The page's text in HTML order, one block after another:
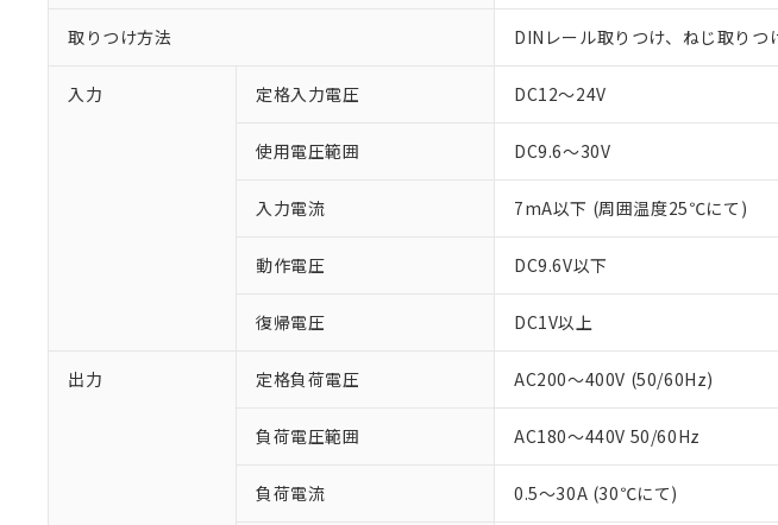
取りつけ方法 DINレール取りつけ、ねじ取りつ
入力 定格入力電圧 DC12～24V
使用電圧範囲 DC9.6～30V
入力電流 7mA以下 (周囲温度25℃にて)
動作電圧 DC9.6V以下
復帰電圧 DC1V以上
出力 定格負荷電圧 AC200～400V (50/60Hz)
負荷電圧範囲 AC180～440V 50/60Hz
負荷電流 0.5～30A (30℃にて)
ご利用条件
以下の条件をお読みいただき、同意のうえご利用
くものです。
対応済み：EU RoHS指令（10物質）の非含有
対応予定：EU RoHS指令（10物質）の非含有に
対応予定なし：EU RoHS指令（10物質）の非含
調査・確認中：EU RoHS指令（10物質）の非含
非該当品：ライセンス料など無形物で、有害物質
鉛(Pb) 1000ppm以下、 水銀(Hg) 1000ppm以下、 カドミウム
※1 中国RoHS○×表
「○」：最大均質材料含有率が中国RoHSの基準
「×」：最大均質材料含有率が中国RoHSの基準
「－」：未確認です。当社販売部門へお問い合わ
う）を輸出または国外への提供する場合は